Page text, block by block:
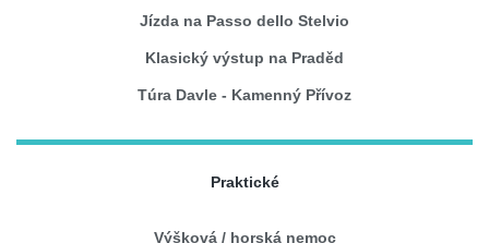
Jízda na Passo dello Stelvio
Klasický výstup na Praděd
Túra Davle - Kamenný Přívoz
Praktické
Výšková / horská nemoc